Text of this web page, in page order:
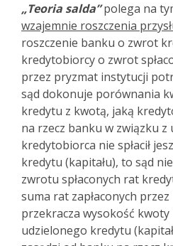
„Teoria salda”polega na
wzajemnie roszczenia
roszczenie banku o zwrot
kredytobiorcy o zwrot
przez pryzmat instytucji
sąd dokonuje porównania
kredytu z kwotą, jaką
na rzecz banku w związku z
kredytobiorca nie spłacił
kredytu (kapitału), to sąd
zwrotu spłaconych rat
suma rat zapłaconych
przekracza wysokość
udzielonego kredytu